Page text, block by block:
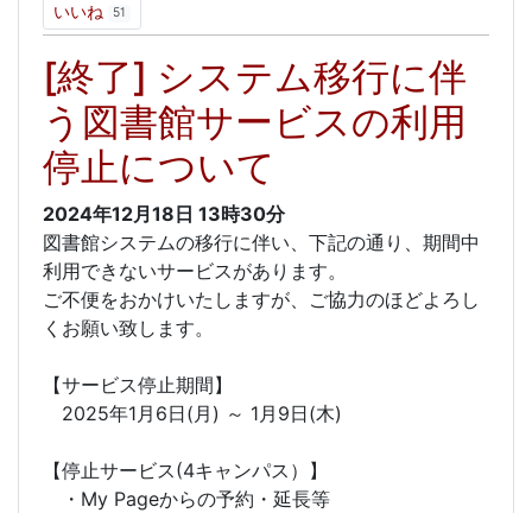
いいね 51
[終了] システム移行に伴
う図書館サービスの利用
停止について
2024年12月18日 13時30分
図書館システムの移行に伴い、下記の通り、期間中
利用できないサービスがあります。
ご不便をおかけいたしますが、ご協力のほどよろし
くお願い致します。
【サービス停止期間】
2025年1月6日(月) ～ 1月9日(木)
【停止サービス(4キャンパス）】
・My Pageからの予約・延長等